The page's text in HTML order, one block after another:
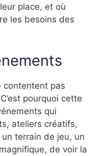
place, et où
les besoins des
contentent pas
pourquoi cette
qui
ateliers créatifs,
terrain de jeu, un
de voir la